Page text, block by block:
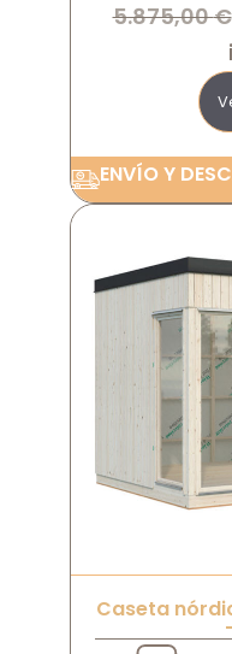
5.875,00€
ENVÍO Y
Caseta